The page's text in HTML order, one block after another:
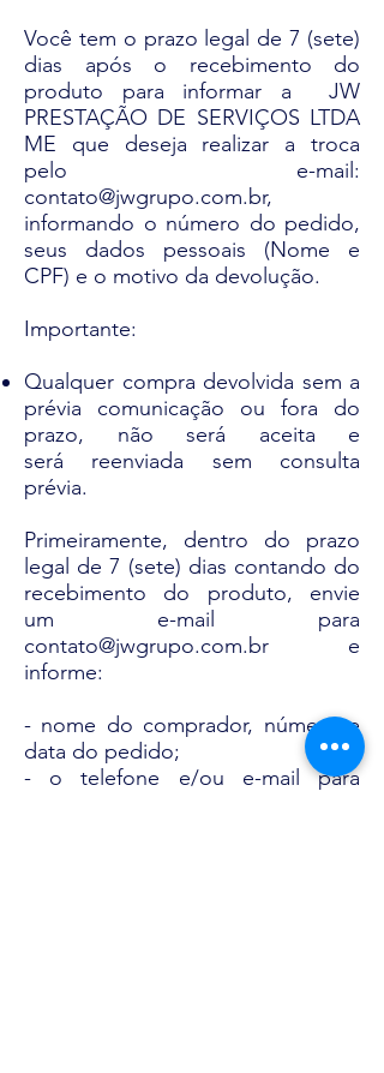
Você tem o prazo legal de 7 (sete)
dias após o recebimento do
produto para informar a JW
PRESTAÇÃO DE SERVIÇOS LTDA
ME que deseja realizar a troca
pelo e-mail:
contato@jwgrupo.com.br,
informando o número do pedido,
seus dados pessoais (Nome e
CPF) e o motivo da devolução.
Importante:
Qualquer compra devolvida sem a
prévia comunicação ou fora do
prazo, não será aceita e
será reenviada sem consulta
prévia.
Primeiramente, dentro do prazo
legal de 7 (sete) dias contando do
recebimento do produto, envie
um e-mail para
contato@jwgrupo.com.br e
informe:
- nome do comprador, número e
data do pedido;
- o telefone e/ou e-mail para